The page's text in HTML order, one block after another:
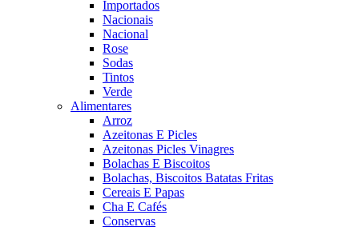
Importados
Nacionais
Nacional
Rose
Sodas
Tintos
Verde
Alimentares
Arroz
Azeitonas E Picles
Azeitonas Picles Vinagres
Bolachas E Biscoitos
Bolachas, Biscoitos Batatas Fritas
Cereais E Papas
Cha E Cafés
Conservas